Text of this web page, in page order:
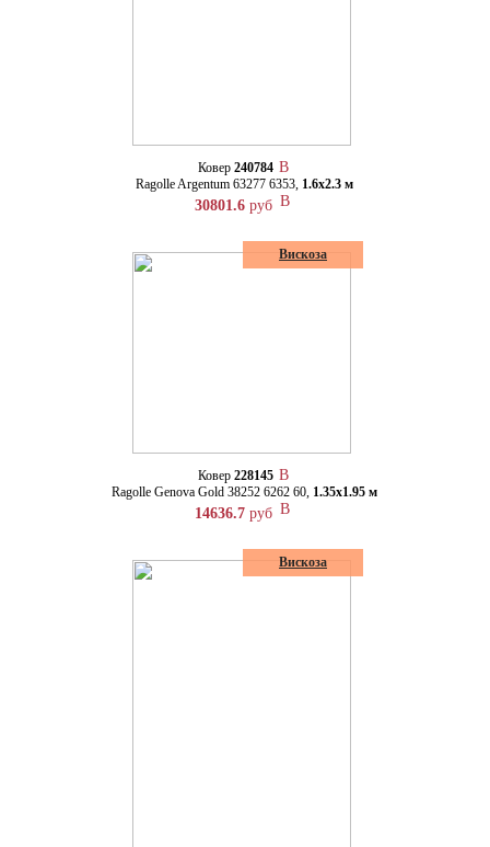
Ковер 240784
Ragolle Argentum 63277 6353, 1.6х2.3 м
30801.6руб
Вискоза
Ковер 228145
Ragolle Genova Gold 38252 6262 60, 1.35х1.95 м
14636.7руб
Вискоза